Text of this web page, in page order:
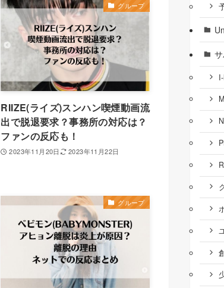
グループ
RIIZE(ライズ)スンハン喫煙動画流
出で脱退要求？事務所の対応は？
ファンの反応も！
2023年11月20日 2023年11月22日
グループ